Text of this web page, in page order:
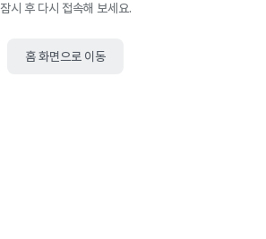
잠시 후 다시 접속해 보세요.
홈 화면으로 이동